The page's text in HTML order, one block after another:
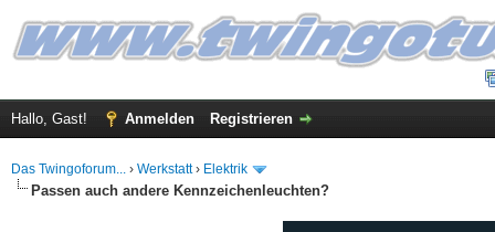
Hallo, Gast! Anmelden Registrieren
Das Twingoforum... › Werkstatt› Elektrik
Passen auch andere Kennzeichenleuchten?